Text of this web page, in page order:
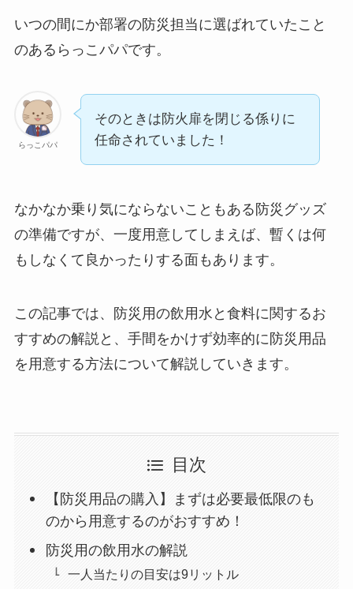
いつの間にか部署の防災担当に選ばれていたこと
のあるらっこパパです。
らっこパパ
そのときは防火扉を閉じる係りに
任命されていました！
なかなか乗り気にならないこともある防災グッズ
の準備ですが、一度用意してしまえば、暫くは何
もしなくて良かったりする面もあります。
この記事では、防災用の飲用水と食料に関するお
すすめの解説と、手間をかけず効率的に防災用品
を用意する方法について解説していきます。
目次
【防災用品の購入】まずは必要最低限のも
のから用意するのがおすすめ！
防災用の飲用水の解説
一人当たりの目安は9リットル